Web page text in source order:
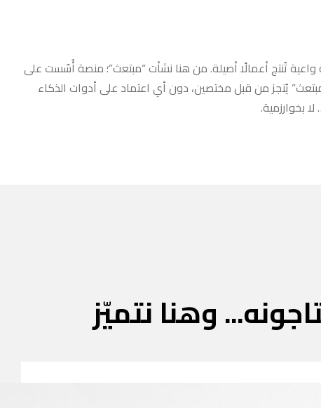
تُنتج أعمالًا أصيلة. من هنا نشأت “مبتعث”؛ منصة أُسّست على
يُنجز من قبل مختصين، دون أي اعتماد على أدوات الذكاء
بخوارزمية.
وهنا نتميّز